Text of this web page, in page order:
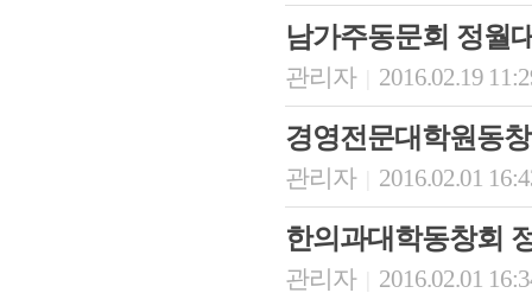
남가주동문회 정월
관리자 2016.02.19
경영전문대학원동
관리자 2016.02.01
한의과대학동창회
관리자 2016.02.01